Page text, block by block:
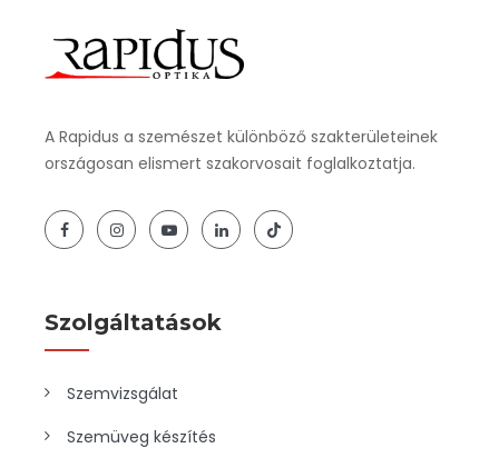
A Rapidus a szemészet különböző szakterületeinek
országosan elismert szakorvosait foglalkoztatja.
Szolgáltatások
Szemvizsgálat
Szemüveg készítés